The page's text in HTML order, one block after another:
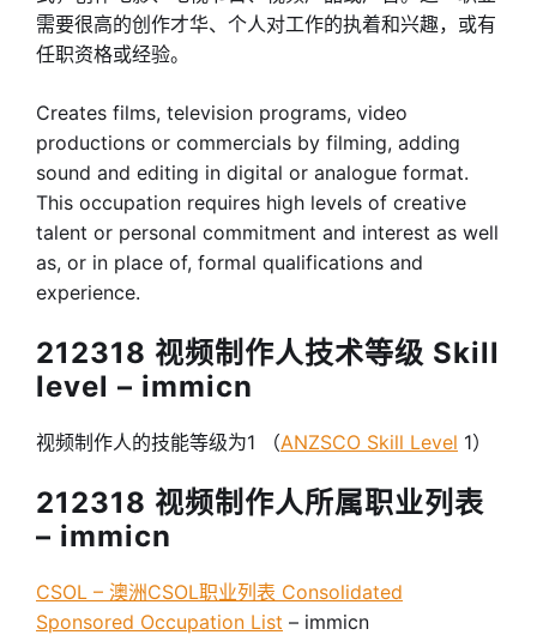
需要很高的创作才华、个人对工作的执着和兴趣，或有
任职资格或经验。
Creates films, television programs, video
productions or commercials by filming, adding
sound and editing in digital or analogue format.
This occupation requires high levels of creative
talent or personal commitment and interest as well
as, or in place of, formal qualifications and
experience.
212318 视频制作人技术等级 Skill
level – immicn
视频制作人的技能等级为1 （ANZSCO Skill Level 1）
212318 视频制作人所属职业列表
– immicn
CSOL – 澳洲CSOL职业列表 Consolidated
Sponsored Occupation List – immicn